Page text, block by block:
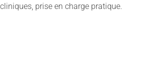
prise en charge pratique.